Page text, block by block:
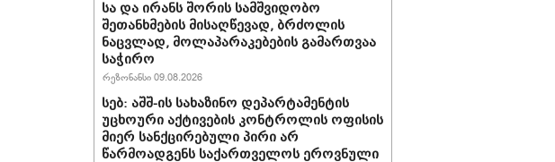
სა და ირანს შორის სამშვიდობო
შეთანხმების მისაღწევად, ბრძოლის
ნაცვლად, მოლაპარაკებების გამართვაა
საჭირო
რეზონანსი 09.08.2026
სებ: აშშ-ის სახაზინო დეპარტამენტის
უცხოური აქტივების კონტროლის ოფისის
მიერ სანქცირებული პირი არ
წარმოადგენს საქართველოს ეროვნული